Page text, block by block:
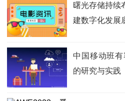
曙光存储持续
建数字化发展
中国移动班
的研究与实践